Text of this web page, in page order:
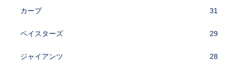
カープ 31
ベイスターズ 29
ジャイアンツ 28